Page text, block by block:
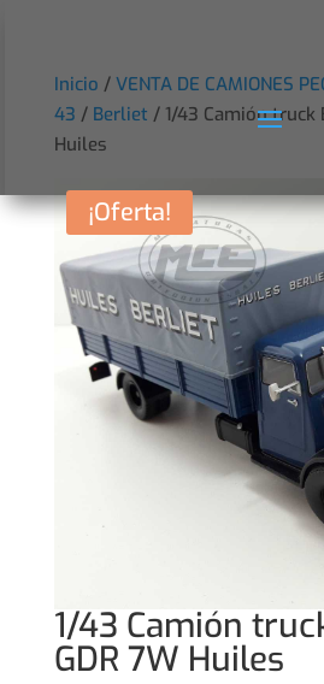
Inicio / VENTA DE CAMIONES
43 / Berliet / 1/43 Camión truck
Huiles
¡Oferta!
1/43 Camión
GDR 7W Huiles